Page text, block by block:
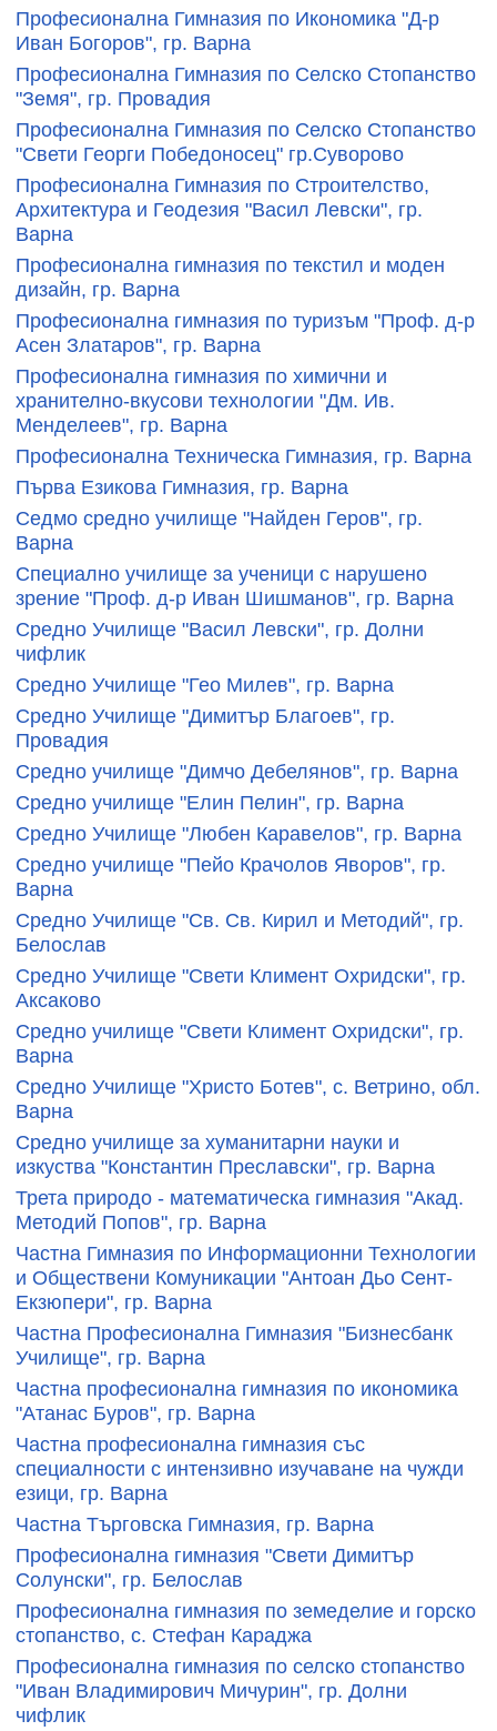
Професионална Гимназия по Икономика "Д-р
Иван Богоров", гр. Варна
Професионална Гимназия по Селско Стопанство
"Земя", гр. Провадия
Професионална Гимназия по Селско Стопанство
"Свети Георги Победоносец" гр.Суворово
Професионална Гимназия по Строителство,
Архитектура и Геодезия "Васил Левски", гр.
Варна
Професионална гимназия по текстил и моден
дизайн, гр. Варна
Професионална гимназия по туризъм "Проф. д-р
Асен Златаров", гр. Варна
Професионална гимназия по химични и
хранително-вкусови технологии "Дм. Ив.
Менделеев", гр. Варна
Професионална Техническа Гимназия, гр. Варна
Първа Езикова Гимназия, гр. Варна
Седмо средно училище "Найден Геров", гр.
Варна
Специално училище за ученици с нарушено
зрение "Проф. д-р Иван Шишманов", гр. Варна
Средно Училище "Васил Левски", гр. Долни
чифлик
Средно Училище "Гео Милев", гр. Варна
Средно Училище "Димитър Благоев", гр.
Провадия
Средно училище "Димчо Дебелянов", гр. Варна
Средно училище "Елин Пелин", гр. Варна
Средно Училище "Любен Каравелов", гр. Варна
Средно училище "Пейо Крачолов Яворов", гр.
Варна
Средно Училище "Св. Св. Кирил и Методий", гр.
Белослав
Средно Училище "Свети Климент Охридски", гр.
Аксаково
Средно училище "Свети Климент Охридски", гр.
Варна
Средно Училище "Христо Ботев", с. Ветрино, обл.
Варна
Средно училище за хуманитарни науки и
изкуства "Константин Преславски", гр. Варна
Трета природо - математическа гимназия "Акад.
Методий Попов", гр. Варна
Частна Гимназия по Информационни Технологии
и Обществени Комуникации "Антоан Дьо Сент-
Екзюпери", гр. Варна
Частна Професионална Гимназия "Бизнесбанк
Училище", гр. Варна
Частна професионална гимназия по икономика
"Атанас Буров", гр. Варна
Частна професионална гимназия със
специалности с интензивно изучаване на чужди
езици, гр. Варна
Частна Търговска Гимназия, гр. Варна
Професионална гимназия "Свети Димитър
Солунски", гр. Белослав
Професионална гимназия по земеделие и горско
стопанство, с. Стефан Караджа
Професионална гимназия по селско стопанство
"Иван Владимирович Мичурин", гр. Долни
чифлик